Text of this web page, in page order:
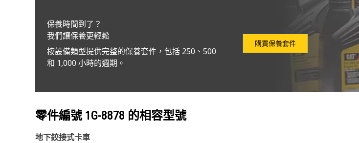
保養時間到了？
我們讓保養更輕鬆
按設備類型提供完整的保養套件，包括 250、500
和 1,000 小時的週期。
購買保養套件
零件編號 1G-8878 的相容型號
地下鉸接式卡車